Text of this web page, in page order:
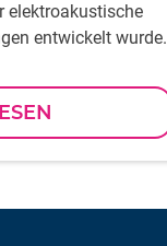
elektroakustische
entwickelt wurde.